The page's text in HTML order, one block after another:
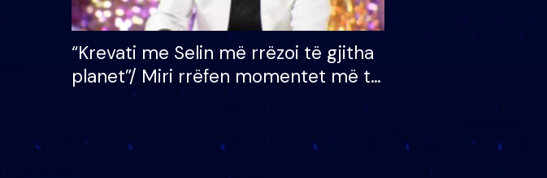
“Krevati me Selin më rrëzoi të gjitha
planet”/ Miri rrëfen momentet më të
bukura në shtëpinë e BB VIP: Do më